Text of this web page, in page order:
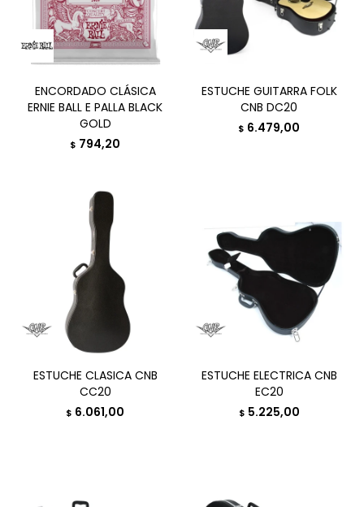
ENCORDADO CLÁSICA
ERNIE BALL E PALLA BLACK
GOLD
$ 794,20
ESTUCHE GUITARRA FOLK
CNB DC20
$ 6.479,00
ESTUCHE CLASICA CNB
CC20
$ 6.061,00
ESTUCHE ELECTRICA CNB
EC20
$ 5.225,00